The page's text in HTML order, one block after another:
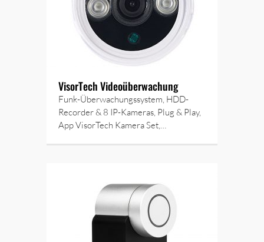
VisorTech Videoüberwachung
Funk-Überwachungssystem, HDD-
Recorder & 8 IP-Kameras, Plug & Play,
App VisorTech Kamera Set,…